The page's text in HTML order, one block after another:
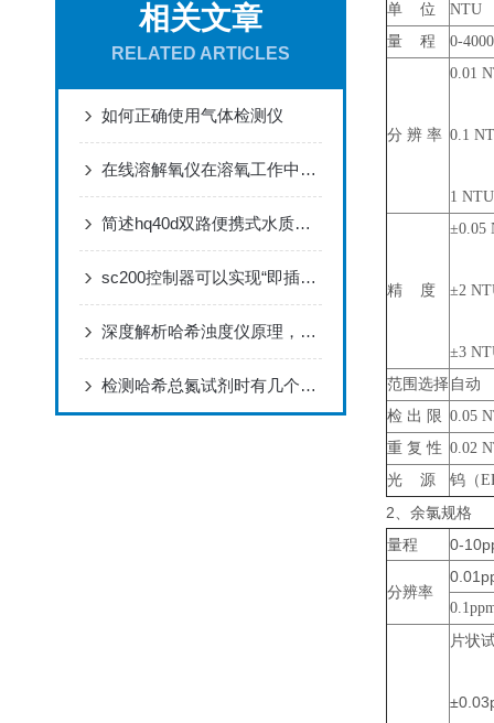
相关文章
RELATED ARTICLES
如何正确使用气体检测仪
在线溶解氧仪在溶氧工作中的监测和控制过程是怎么样的
简述hq40d双路便携式水质分析仪的使用说明
sc200控制器可以实现“即插即用”型操作
深度解析哈希浊度仪原理，共筑水质安全防线
检测哈希总氮试剂时有几个要点需要牢记？
单 位
NTU
量 程
0-
分 辨 率
0.01
0.1
1
精 度
±0.05
±2
±3
范围选择 自动
检 出 限 0.05
重 复 性 0.02
光 源
钨（
2、余氯规格
量程
0-
分辨率
片状